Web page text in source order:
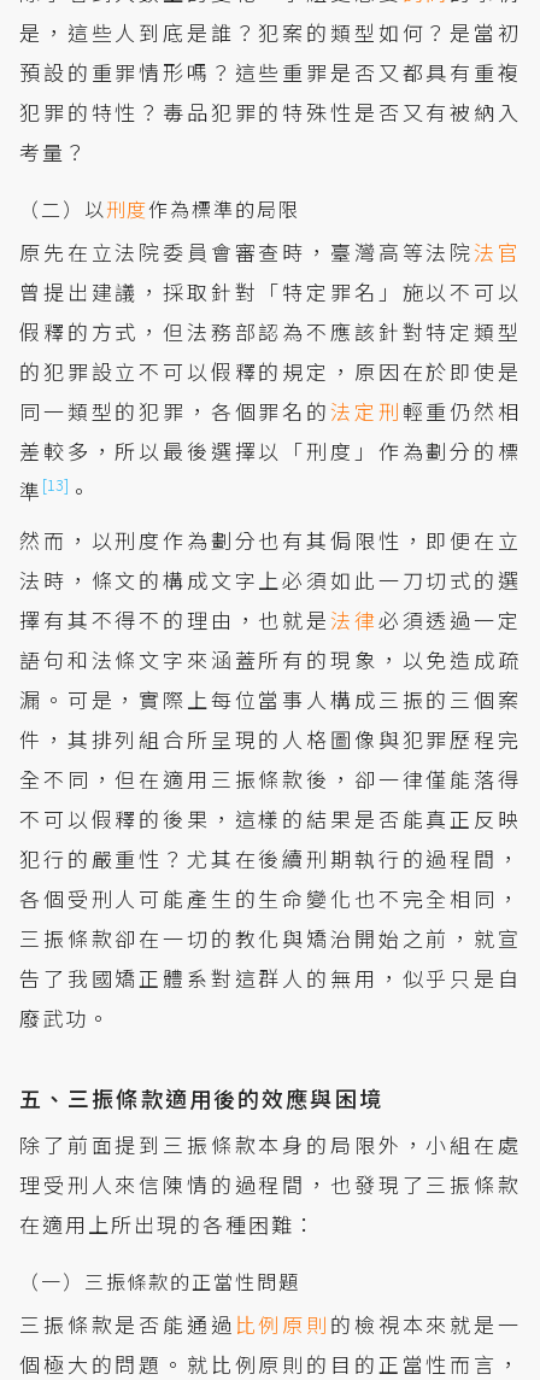
是，這些人到底是誰？犯案的類型如何？是當初
預設的重罪情形嗎？這些重罪是否又都具有重複
犯罪的特性？毒品犯罪的特殊性是否又有被納入
考量？
（二）以刑度作為標準的局限
原先在立法院委員會審查時，臺灣高等法院法官
曾提出建議，採取針對「特定罪名」施以不可以
假釋的方式，但法務部認為不應該針對特定類型
的犯罪設立不可以假釋的規定，原因在於即使是
同一類型的犯罪，各個罪名的法定刑 輕重仍然相
差較多，所以最後選擇以「刑度」作為劃分的標
準 [13] 。
然而，以刑度作為劃分也有其侷限性，即便在立
法時，條文的構成文字上必須如此一刀切式的選
擇有其不得不的理由，也就是法律必須透過一定
語句和法條文字來涵蓋所有的現象，以免造成疏
漏。可是，實際上每位當事人構成三振的三個案
件，其排列組合所呈現的人格圖像與犯罪歷程完
全不同，但在適用三振條款後，卻一律僅能落得
不可以假釋的後果，這樣的結果是否能真正反映
犯行的嚴重性？尤其在後續刑期執行的過程間，
各個受刑人可能產生的生命變化也不完全相同，
三振條款卻在一切的教化與矯治開始之前，就宣
告了我國矯正體系對這群人的無用，似乎只是自
廢武功。
五、三振條款適用後的效應與困境
除了前面提到三振條款本身的局限外，小組在處
理受刑人來信陳情的過程間，也發現了三振條款
在適用上所出現的各種困難：
（一）三振條款的正當性問題
三振條款是否能通過 比例原則 的檢視本來就是一
個極大的問題。就比例原則的目的正當性而言，